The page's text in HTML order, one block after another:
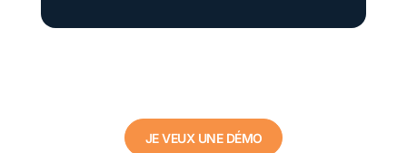
JE VEUX UNE DÉMO